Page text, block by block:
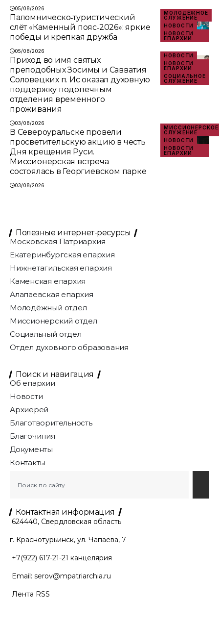
05/08/2026
МОЛОДЁЖНОЕ
СЛУЖЕНИЕ
НОВОСТИ
НОВОСТИ
ЕПАРХИИ
Паломническо‑туристический
слёт «Каменный пояс‑2026»: яркие
победы и крепкая дружба
05/08/2026
НОВОСТИ
НОВОСТИ
ЕПАРХИИ
СОЦИАЛЬНОЕ
СЛУЖЕНИЕ
Приход во имя святых
преподобных Зосимы и Савватия
Соловецких п. Ис оказал духовную
поддержку подопечным
отделения временного
проживания
03/08/2026
МИССИОНЕРСКОЕ
СЛУЖЕНИЕ
НОВОСТИ
НОВОСТИ
ЕПАРХИИ
В Североуральске провели
просветительскую акцию в честь
Дня крещения Руси.
Миссионерская встреча
состоялась в Георгиевском парке
03/08/2026
Полезные интернет-ресурсы
Московская Патриархия
Екатеринбургская епархия
Нижнетагильская епархия
Каменская епархия
Алапаевская епархия
Молодёжный отдел
Миссионерский отдел
Социальный отдел
Отдел духовного образования
Поиск и навигация
Об епархии
Новости
Архиерей
Благотворительность
Благочиния
Документы
Контакты
Контактная информация
624440, Свердловская область
г. Краснотурьинск, ул. Чапаева, 7
+7(922) 617-21-21 канцелярия
Email: serov@mpatriarchia.ru
Лента RSS